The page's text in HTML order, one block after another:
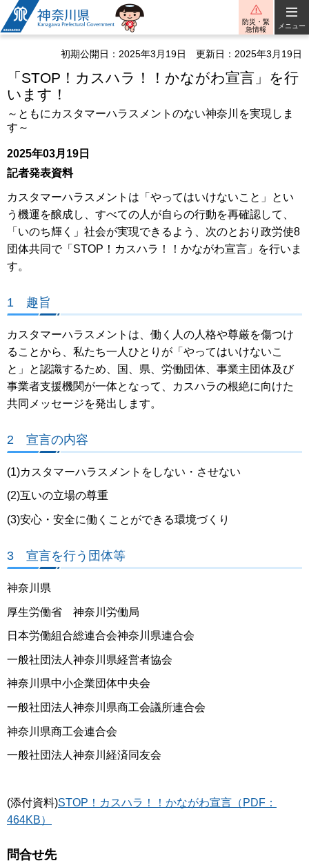
神奈川県
防災・緊
急情報
メニュー
初期公開日：2025年3月19日 更新日：2025年3月19日
「STOP！カスハラ！！かながわ宣言」を行
います！
～ともにカスタマーハラスメントのない神奈川を実現しま
す～
2025年03月19日
記者発表資料
カスタマーハラスメントは「やってはいけないこと」とい
う機運を醸成し、すべての人が自らの行動を再確認して、
「いのち輝く」社会が実現できるよう、次のとおり政労使8
団体共同で「STOP！カスハラ！！かながわ宣言」を行いま
す。
1 趣旨
カスタマーハラスメントは、働く人の人格や尊厳を傷つけ
ることから、私たち一人ひとりが「やってはいけないこ
と」と認識するため、国、県、労働団体、事業主団体及び
事業者支援機関が一体となって、カスハラの根絶に向けた
共同メッセージを発出します。
2 宣言の内容
(1)カスタマーハラスメントをしない・させない
(2)互いの立場の尊重
(3)安心・安全に働くことができる環境づくり
3 宣言を行う団体等
神奈川県
厚生労働省 神奈川労働局
日本労働組合総連合会神奈川県連合会
一般社団法人神奈川県経営者協会
神奈川県中小企業団体中央会
一般社団法人神奈川県商工会議所連合会
神奈川県商工会連合会
一般社団法人神奈川経済同友会
(添付資料)STOP！カスハラ！！かながわ宣言（PDF：
464KB）
問合せ先